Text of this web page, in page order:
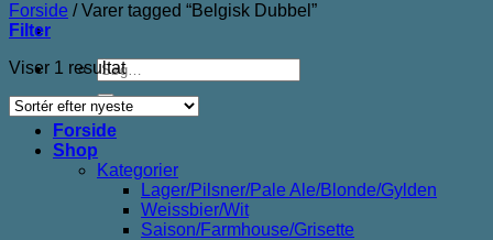
Søg
efter:
Forside
Shop
Kategorier
Lager/Pilsner/Pale Ale/Blonde/Gylden
Weissbier/Wit
Saison/Farmhouse/Grisette
Forside /Varer tagged “Belgisk Dubbel”
Filter
Viser 1 resultat